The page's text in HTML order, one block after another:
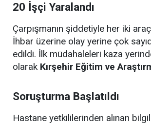
20 İşçi Yaralandı
Çarpışmanın şiddetiyle her iki
İhbar üzerine olay yerine çok
edildi. İlk müdahaleleri kaza
olarak Kırşehir Eğitim ve
Soruşturma Başlatıldı
Hastane yetkililerinden alınan